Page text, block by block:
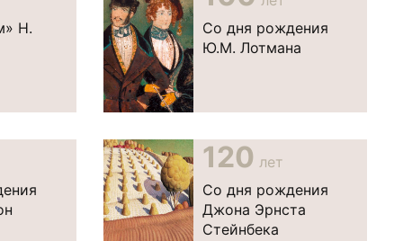
Н.
Со дня рождения
Ю.М. Лотмана
120 лет
Со дня рождения
Джона Эрнста
Стейнбека